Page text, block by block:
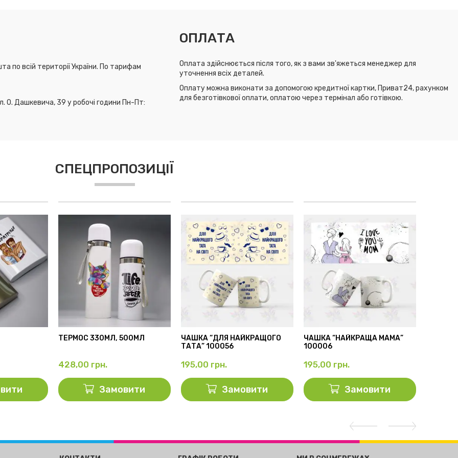
по всій території України. По тарифам
О. Дашкевича, 39 у робочі години Пн-Пт:
ОПЛАТА
Оплата здійснюється після того, як з вами зв'яжеться менеджер для
уточнення всіх деталей.
Оплату можна виконати за допомогою кредитної картки, Приват24, рахунком
для безготівкової оплати, оплатою через термінал або готівкою.
СПЕЦПРОПОЗИЦІЇ
ТЕРМОС 330МЛ, 500МЛ
428,00 грн.
Замовити
ЧАШКА “ДЛЯ НАЙКРАЩОГО
ТАТА” 100056
195,00 грн.
Замовити
ЧАШКА “НАЙКРАЩА МАМА”
100006
195,00 грн.
Замовити